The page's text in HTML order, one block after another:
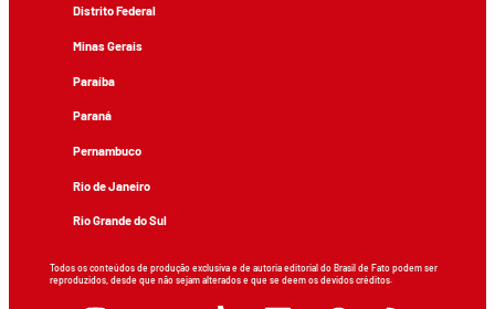
Distrito Federal
Minas Gerais
Paraíba
Paraná
Pernambuco
Rio de Janeiro
Rio Grande do Sul
Todos os conteúdos de produção exclusiva e de autoria editorial do Brasil de Fato podem ser
reproduzidos, desde que não sejam alterados e que se deem os devidos créditos.